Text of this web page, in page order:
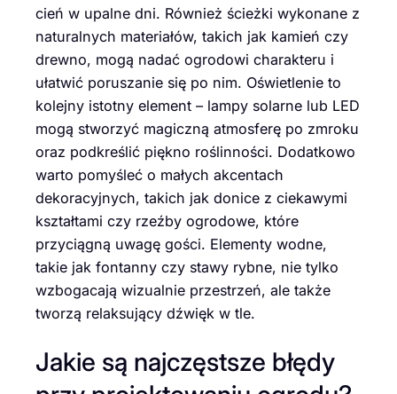
cień w upalne dni. Również ścieżki wykonane z
naturalnych materiałów, takich jak kamień czy
drewno, mogą nadać ogrodowi charakteru i
ułatwić poruszanie się po nim. Oświetlenie to
kolejny istotny element – lampy solarne lub LED
mogą stworzyć magiczną atmosferę po zmroku
oraz podkreślić piękno roślinności. Dodatkowo
warto pomyśleć o małych akcentach
dekoracyjnych, takich jak donice z ciekawymi
kształtami czy rzeźby ogrodowe, które
przyciągną uwagę gości. Elementy wodne,
takie jak fontanny czy stawy rybne, nie tylko
wzbogacają wizualnie przestrzeń, ale także
tworzą relaksujący dźwięk w tle.
Jakie są najczęstsze błędy